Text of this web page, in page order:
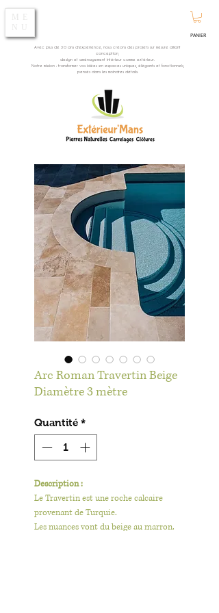
PANIER
Avec plus de 30 ans d’expérience, nous créons des projets sur mesure alliant
conception,
design et aménagement intérieur comme extérieur.
Notre mission : transformer vos idées en espaces uniques, élégants et fonctionnels,
pensés dans les moindres détails.
ME
NU
Arc Roman Travertin Beige
Diamètre 3 mètre
Quantité *
Description :
Le Travertin est une roche calcaire
provenant de Turquie.
Les nuances vont du beige au marron.